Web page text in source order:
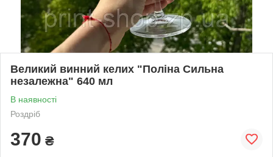
Великий винний келих "Поліна Сильна
незалежна" 640 мл
В наявності
Роздріб
370 ₴